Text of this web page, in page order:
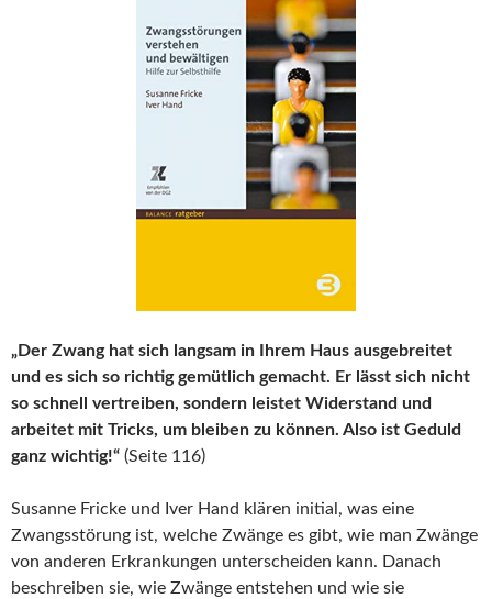
„Der Zwang hat sich langsam in Ihrem Haus ausgebreitet
und es sich so richtig gemütlich gemacht. Er lässt sich nicht
so schnell vertreiben, sondern leistet Widerstand und
arbeitet mit Tricks, um bleiben zu können. Also ist Geduld
ganz wichtig!“ (Seite 116)
Susanne Fricke und Iver Hand klären initial, was eine
Zwangsstörung ist, welche Zwänge es gibt, wie man Zwänge
von anderen Erkrankungen unterscheiden kann. Danach
beschreiben sie, wie Zwänge entstehen und wie sie